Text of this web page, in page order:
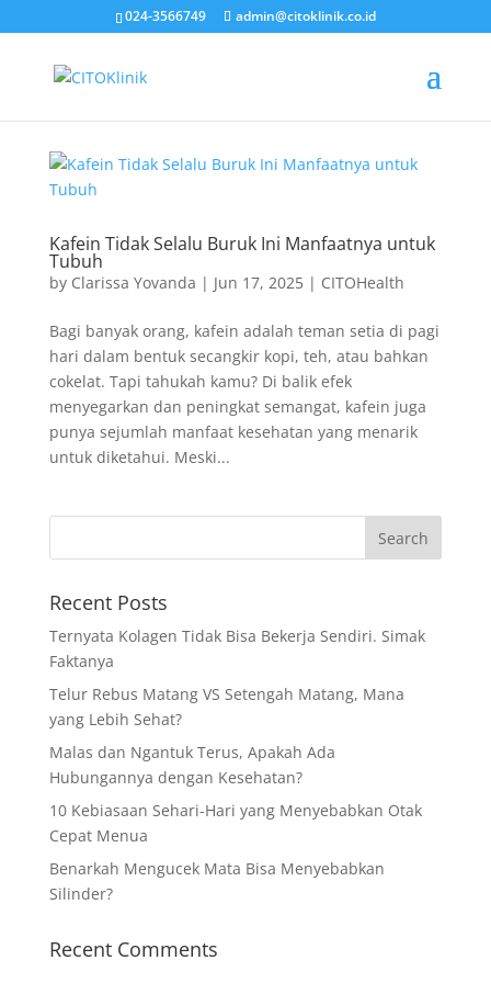
024-3566749 admin@citoklinik.co.id
Kafein Tidak Selalu Buruk Ini Manfaatnya untuk
Tubuh
by Clarissa Yovanda | Jun 17, 2025| CITOHealth
Bagi banyak orang, kafein adalah teman setia di pagi
hari dalam bentuk secangkir kopi, teh, atau bahkan
cokelat. Tapi tahukah kamu? Di balik efek
menyegarkan dan peningkat semangat, kafein juga
punya sejumlah manfaat kesehatan yang menarik
untuk diketahui. Meski...
Recent Posts
Ternyata Kolagen Tidak Bisa Bekerja Sendiri. Simak
Faktanya
Telur Rebus Matang VS Setengah Matang, Mana
yang Lebih Sehat?
Malas dan Ngantuk Terus, Apakah Ada
Hubungannya dengan Kesehatan?
10 Kebiasaan Sehari-Hari yang Menyebabkan Otak
Cepat Menua
Benarkah Mengucek Mata Bisa Menyebabkan
Silinder?
Recent Comments